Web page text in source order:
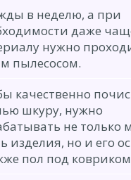
в неделю, а при
даже
нужно
пылесосом.
качественно
шкуру, нужно
не только
изделия, но и его
пол под